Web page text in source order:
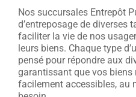
Nos succursales Entrepôt
d’entreposage de diverses
faciliter la vie de nos
leurs biens. Chaque type
pensé pour répondre aux
garantissant que vos biens
facilement accessibles, au